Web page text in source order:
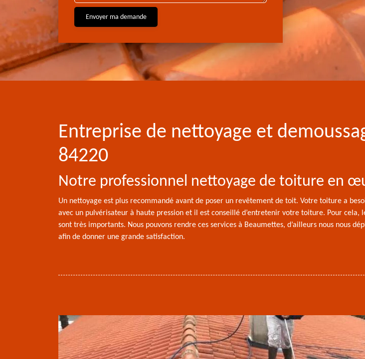
Entreprise de nettoyage et
84220
Notre professionnel nettoyage de toiture en
Un nettoyage est plus recommandé avant de poser un revêtement de toit. Votre toiture a
avec un pulvérisateur à haute pression et il est conseillé d’entretenir votre toiture. Pour
sont très importants. Nous pouvons rendre ces services à Beaumettes, d’ailleurs nous nous
afin de donner une grande satisfaction.